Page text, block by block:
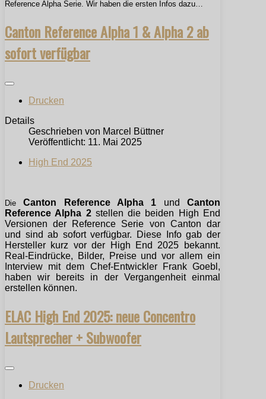
Reference Alpha Serie. Wir haben die ersten Infos dazu…
Canton Reference Alpha 1 & Alpha 2 ab
sofort verfügbar
Drucken
Details
Geschrieben von Marcel Büttner
Veröffentlicht: 11. Mai 2025
High End 2025
Die Canton Reference Alpha 1 und Canton
Reference Alpha 2stellen die beiden High End
Versionen der Reference Serie von Canton dar
und sind ab sofort verfügbar. Diese Info gab der
Hersteller kurz vor der High End 2025 bekannt.
Real-Eindrücke, Bilder, Preise und vor allem ein
Interview mit dem Chef-Entwickler Frank Goebl,
haben wir bereits in der Vergangenheit einmal
erstellen können.
ELAC High End 2025: neue Concentro
Lautsprecher + Subwoofer
Drucken